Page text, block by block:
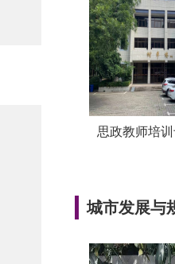
思政教师培
城市发展与